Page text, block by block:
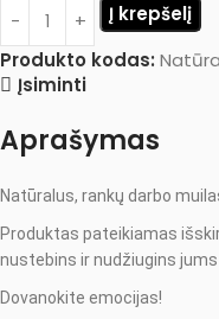
Į krepšelį
Produkto kodas:
Įsiminti
Aprašymas
Natūralus, rankų darbo
Produktas pateikiamas
nustebins ir nudžiugins jums
Dovanokite emocijas!